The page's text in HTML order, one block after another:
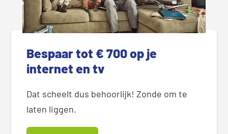
Bespaar tot € 700 op je
internet en tv
Dat scheelt dus behoorlijk! Zonde om te
laten liggen.